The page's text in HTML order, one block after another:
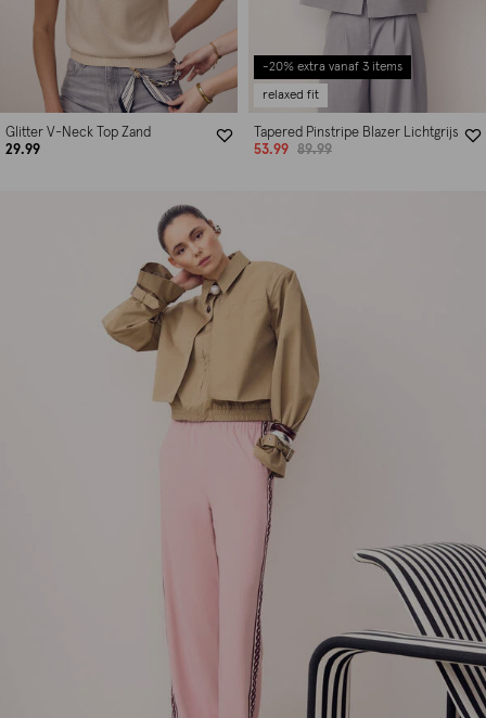
Glitter V-Neck Top Zand
29.99
-20% extra vanaf 3 items
relaxed fit
Tapered Pinstripe Blazer Lichtgrijs
53.99
89.99